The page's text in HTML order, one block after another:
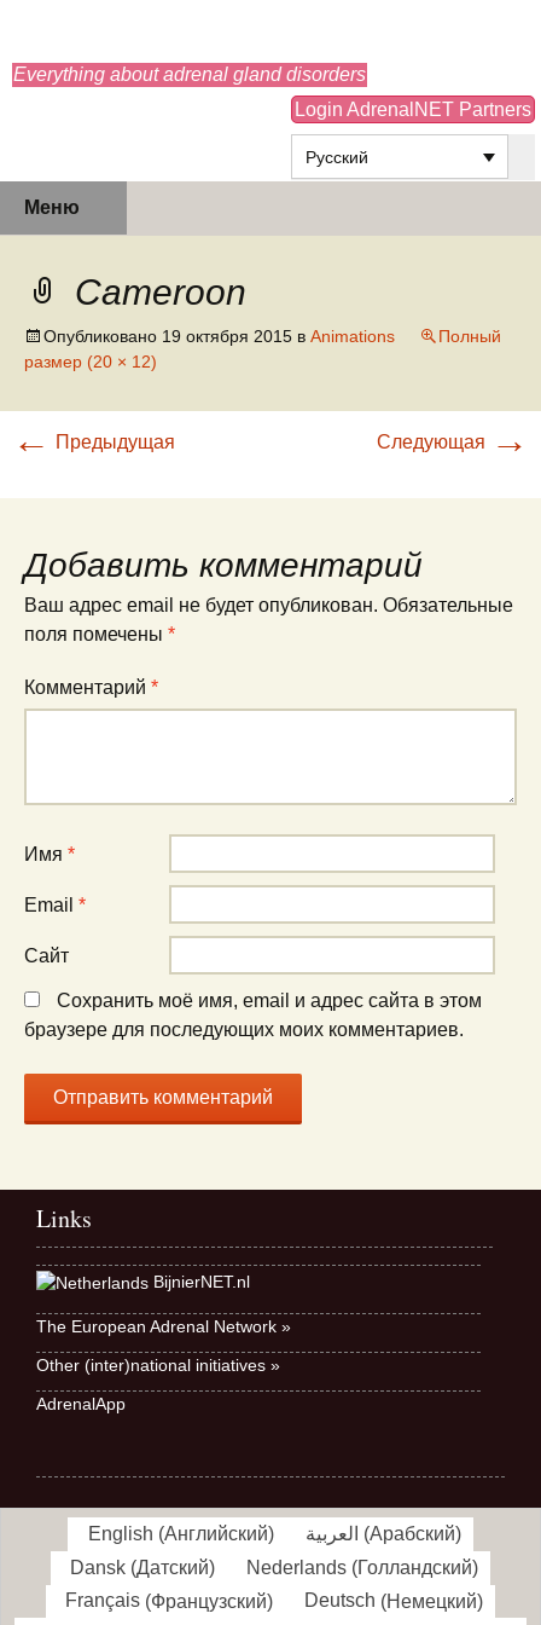
Everything about adrenal gland disorders
Login AdrenalNET Partners
Русский
Меню
Cameroon
Опубликовано 19 октября 2015 в Animations
Полный
размер (20 × 12)
← Предыдущая Следующая →
Добавить комментарий
Ваш адрес email не будет опубликован. Обязательные
поля помечены *
Комментарий *
Имя *
Email *
Сайт
Сохранить моё имя, email и адрес сайта в этом
браузере для последующих моих комментариев.
Links
BijnierNET.nl
The European Adrenal Network »
Other (inter)national initiatives »
AdrenalApp
English (Английский) العربية (Арабский)
Dansk (Датский) Nederlands (Голландский)
Français (Французский) Deutsch (Немецкий)